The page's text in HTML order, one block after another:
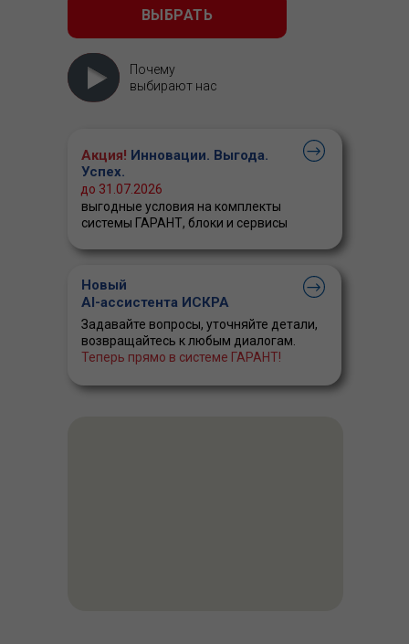
ВЫБРАТЬ
Почему
выбирают нас
Акция! Инновации. Выгода.
Успех.
выгодные условия на комплекты
системы ГАРАНТ, блоки и сервисы
до 31.07.2026
Новый
AI-ассистента ИСКРА
Задавайте вопросы, уточняйте детали,
возвращайтесь к любым диалогам.
Теперь прямо в системе ГАРАНТ!